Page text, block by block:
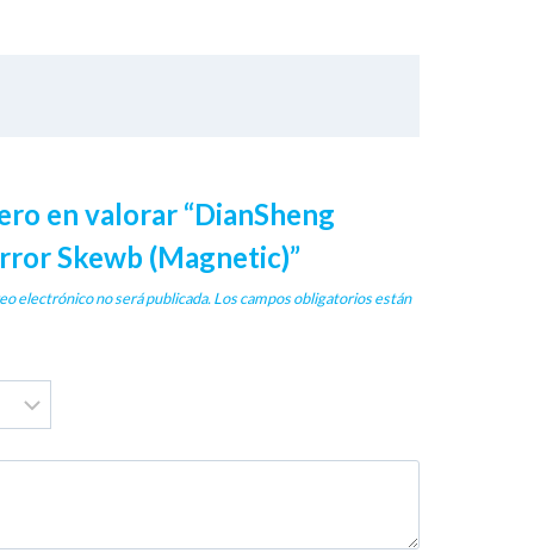
en valorar “DianSheng
Skewb (Magnetic)”
electrónico no será publicada.Los campos obligatorios están